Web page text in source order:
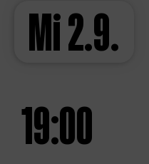
Mi2.9.
19:00